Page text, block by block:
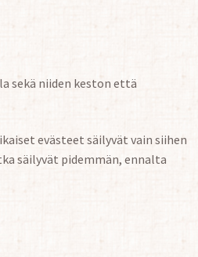
sekä niiden keston että
evästeet säilyvät vain siihen
säilyvät pidemmän, ennalta